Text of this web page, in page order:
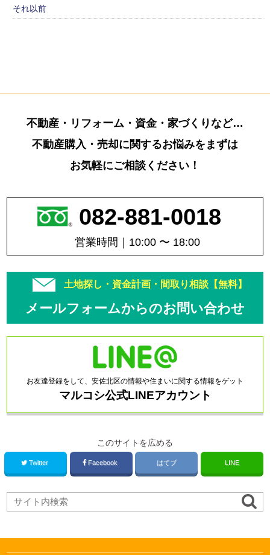
それ以前
不動産・リフォーム・資金・家づくりなど…
不動産購入・売却に関するお悩みをまずは
お気軽にご相談ください！
082-881-0018
営業時間｜10:00 〜 18:00
土地探し・資金計画・間取り相談【無料】
メールフォームからのお問い合わせ
お友達登録をして、安佐北区の情報や住まいに関する情報をゲット
マルコシ公式LINEアカウント
このサイトを広める
Twitter Facebook はてブ LINE